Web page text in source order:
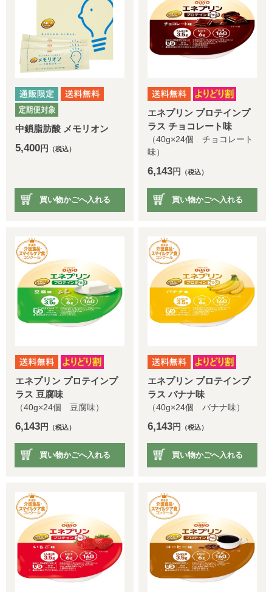
中鎖脂肪酸 メモリオン
5,400 円 （税込）
買い物かごへ入れる
エネプリン プロテインプ
ラス チョコレート味
（40g×24個 チョコレート
味）
6,143 円 （税込）
買い物かごへ入れる
エネプリン プロテインプ
ラス 豆腐味
（40g×24個 豆腐味）
6,143 円 （税込）
買い物かごへ入れる
エネプリン プロテインプ
ラス バナナ味
（40g×24個 バナナ味）
6,143 円 （税込）
買い物かごへ入れる